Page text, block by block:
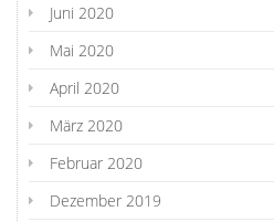
Juni 2020
Mai 2020
April 2020
März 2020
Februar 2020
Dezember 2019